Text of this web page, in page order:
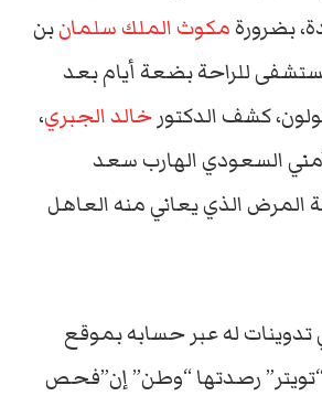
بضرورةمكوث الملك سلمانبن
للراحة بضعة أيام بعد
كشف الدكتور خالد الجبري،
السعودي الهارب سعد
المرض الذي يعاني منه العاهل
تدوينات له عبر حسابه بموقع
رصدتها “وطن” إن”فحص